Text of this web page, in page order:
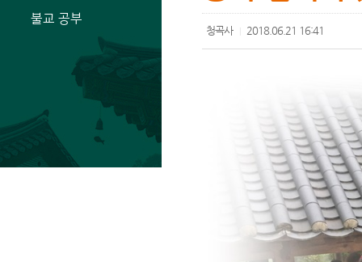
불교 공부
청곡사 2018.06.21 16:41